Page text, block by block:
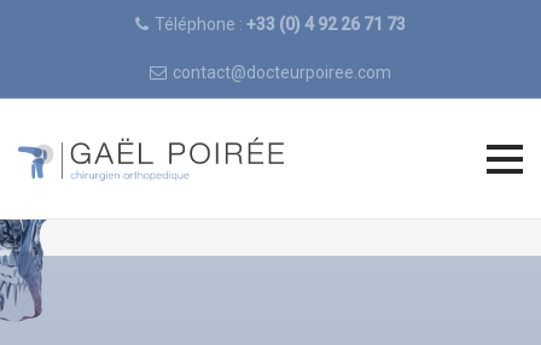
Téléphone : +33 (0) 4 92 26 71 73
contact@docteurpoiree.com
Skip
to
content